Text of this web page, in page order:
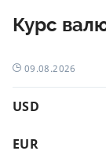
Курс
09.08.2026
USD
EUR